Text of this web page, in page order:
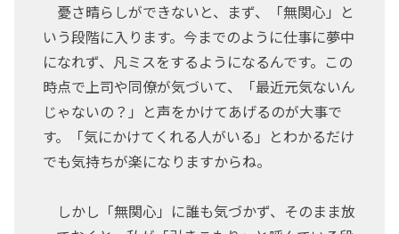
憂さ晴らしができないと、まず、「無関心」と
いう段階に入ります。今までのように仕事に夢中
になれず、凡ミスをするようになるんです。この
時点で上司や同僚が気づいて、「最近元気ないん
じゃないの？」と声をかけてあげるのが大事で
す。「気にかけてくれる人がいる」とわかるだけ
でも気持ちが楽になりますからね。
しかし「無関心」に誰も気づかず、そのまま放